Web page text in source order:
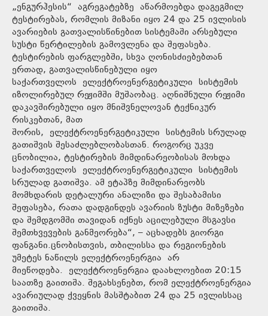
„ენგურჰესის“ აგრეგატებზე აწარმოებდა დაგეგმილ
ტესტირებას, რომლის მიზანი იყო 24 და 25 ივლისის
ავარიების გათვალისწინებით სისტემაში არსებული
სუსტი წერტილების გამოვლენა და შეფასება.
ტესტირების ფარგლებში, სხვა ღონისძიებებთან
ერთად, გათვალისწინებული იყო
საქართველოს ელექტროენერგეტიკული სისტემის
იზოლირებულ რეჟიმში მუშაობაც. აღნიშნული რეჟიმი
დაკავშირებული იყო მნიშვნელოვან ტექნიკურ
რისკებთან, მათ
შორის, ელექტროენერგეტიკული სისტემის სრულად
გათიშვის შესაძლებლობასთან. როგორც უკვე
ცნობილია, ტესტირების მიმდინარეობისას მოხდა
საქართველოს ელექტროენერგეტიკული სისტემის
სრულად გათიშვა. ამ ეტაპზე მიმდინარეობს
მომხდარის დეტალური ანალიზი და შესაბამისი
შეფასება, რათა დადგინდეს ავარიის ზუსტი მიზეზები
და შემდგომში თავიდან იქნეს აცილებული მსგავსი
შემთხვევების განმეორება“, – აცხადებს გიორგი
ფანგანი.ცნობისთვის, თბილისსა და რეგიონების
უმეტეს ნაწილს ელექტროენერგია არ
მიეწოდება. ელექტროენერგია დაახლოებით 20:15
საათზე გაითიშა. შეგახსენებთ, რომ ელექტროენერგია
ავარიულად ქვეყნის მასშტაბით 24 და 25 ივლისსაც
გაითიშა.